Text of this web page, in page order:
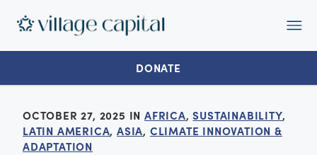
DONATE
OCTOBER 27, 2025 INAFRICA,SUSTAINABILITY,
LATIN AMERICA,ASIA, CLIMATE INNOVATION &
ADAPTATION